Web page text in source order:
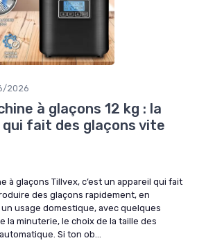
2026
à glaçons 12 kg : la
fait des glaçons vite
à glaçons Tillvex, c’est un appareil qui fait
des glaçons rapidement, en
usage domestique, avec quelques
la minuterie, le choix de la taille des
Si ton ob...